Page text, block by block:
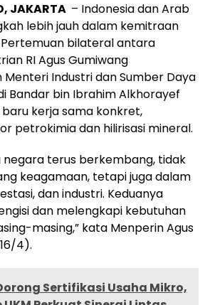
JAKARTA – Indonesia dan Arab
lebih jauh dalam kemitraan
bilateral antara
RI Agus Gumiwang
Industri dan Sumber Daya
Bandar bin Ibrahim Alkhorayef
kerja sama konkret,
petrokimia dan hilirisasi mineral.
negara terus berkembang, tidak
keagamaan, tetapi juga dalam
dan industri. Keduanya
dan melengkapi kebutuhan
masing,” kata Menperin Agus
4).
Sertifikasi Usaha Mikro,